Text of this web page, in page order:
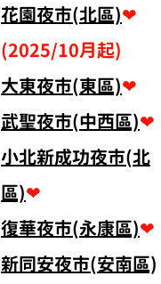
花園夜市(北區)❤
(2025/10月起)
大東夜市(東區)❤
武聖夜市(中西區)❤
小北新成功夜市(北
區)❤
復華夜市(永康區)❤
新同安夜市(安南區)